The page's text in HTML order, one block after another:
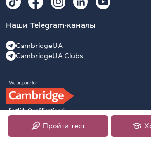
Наши Telegram-каналы
CambridgeUA
CambridgeUA Clubs
Пройти тест